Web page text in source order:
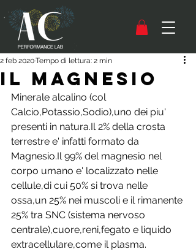
IL MAGNESIO
2 feb 2020Tempo di lettura: 2 min
Minerale alcalino (col
Calcio,Potassio,Sodio),uno dei piu'
presenti in natura.Il 2% della crosta
terrestre e' infatti formato da
Magnesio.Il 99% del magnesio nel
corpo umano e' localizzato nelle
cellule,di cui 50% si trova nelle
ossa,un 25% nei muscoli e il rimanente
25% tra SNC (sistema nervoso
centrale),cuore,reni,fegato e liquido
extracellulare,come il plasma.